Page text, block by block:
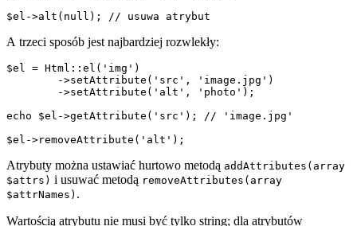
A trzeci sposób jest najbardziej rozwlekły:
$el = Html::el('img')
echo $el->getAttribute('src'); // 'image.jpg'
Atrybuty można ustawiać hurtowo metodą addAttributes(array
$attrs) i usuwać metodą removeAttributes(array
$attrNames) .
Wartością atrybutu nie musi być tylko string; dla atrybutów